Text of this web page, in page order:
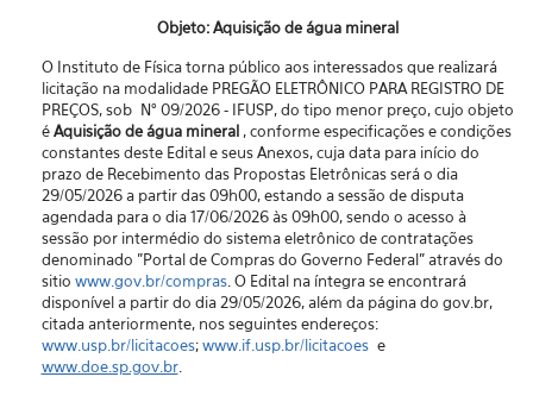
Objeto: Aquisição deágua mineral
O Instituto de Física torna público aos interessados que realizará
licitação na modalidade PREGÃO ELETRÔNICO PARA REGISTRO DE
PREÇOS, sob N° 09/2026 - IFUSP, do tipo menor preço, cujo objeto
éAquisição deágua mineral , conforme especificações e condições
constantes deste Edital e seus Anexos, cuja data para início do
prazo de Recebimento das Propostas Eletrônicas será o dia
29/05/2026 a partir das 09h00, estando a sessão de disputa
agendada para o dia 17/06/2026 às 09h00, sendo o acesso à
sessão por intermédio do sistema eletrônico de contratações
denominado "Portal de Compras do Governo Federal” através do
sitio www.gov.br/compras. O Edital na íntegra se encontrará
disponível a partir do dia 29/05/2026, além da página do gov.br,
citada anteriormente, nos seguintes endereços:
www.usp.br/licitacoes;www.if.usp.br/licitacoese
www.doe.sp.gov.br.